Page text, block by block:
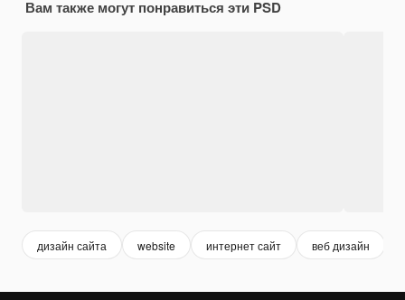
Вам также могут понравиться эти PSD
дизайн сайта website интернет сайт веб дизайн